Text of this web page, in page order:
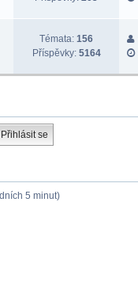
Témata: 156
Příspěvky: 5164
5 minut)